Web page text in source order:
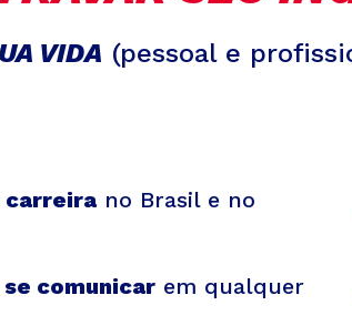
VIDA (pessoal e
carreirano Brasil e no
comunicar em qualquer